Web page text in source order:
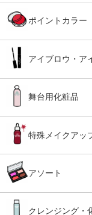
ポイントカラー
アイブロウ・ア
舞台用化粧品
特殊メイクアッ
アソート
クレンジング・